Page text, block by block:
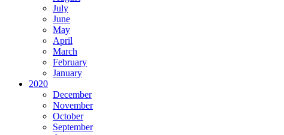
July
June
May
April
March
February
January
2020
December
November
October
September